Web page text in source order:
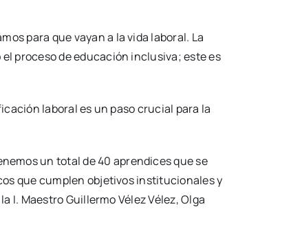
para que vayan a la vida laboral. La
proceso de educación inclusiva; este es
laboral es un paso crucial para la
un total de 40 aprendices que se
que cumplen objetivos institucionales y
I. Maestro Guillermo Vélez Vélez, Olga